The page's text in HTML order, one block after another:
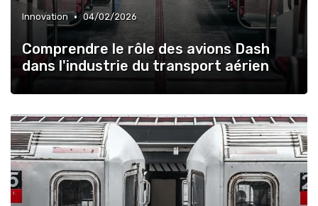
Innovation • 04/02/2026
Comprendre le rôle des avions Dash
dans l'industrie du transport aérien